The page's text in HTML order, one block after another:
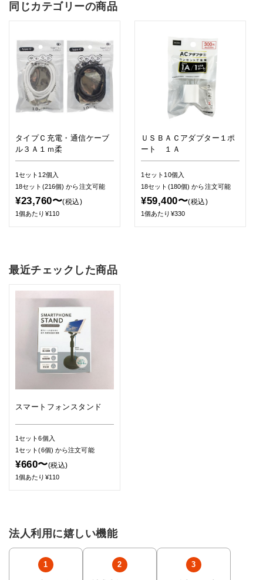
同じカテゴリーの商品
タイプＣ充電・通信ケーブ
ル３Ａ１ｍ柔
1セット12個入
18セット(216個)から注文可能
¥23,760〜(税込)
1個あたり¥110
ＵＳＢＡＣアダプター１ポ
ート １Ａ
1セット10個入
18セット(180個)から注文可能
¥59,400〜(税込)
1個あたり¥330
最近チェックした商品
スマートフォンスタンド
1セット6個入
1セット(6個) から注文可能
¥660〜(税込)
1個あたり¥110
法人利用に嬉しい機能